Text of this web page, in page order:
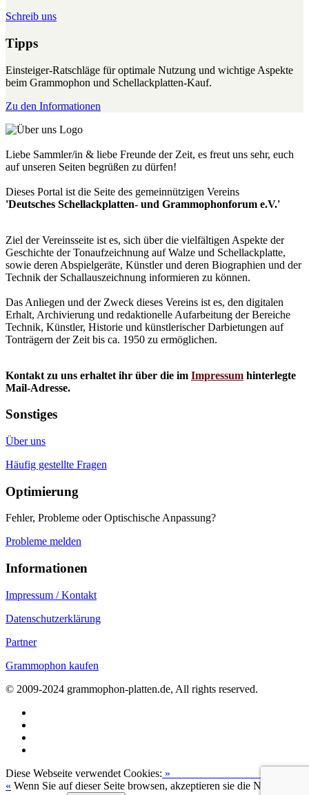
Schreib uns
Tipps
Einsteiger-Ratschläge für optimale Nutzung und wichtige Aspekte
beim Grammophon und Schellackplatten-Kauf.
Zu den Informationen
Liebe Sammler/in & liebe Freunde der Zeit, es freut uns sehr, euch
auf unseren Seiten begrüßen zu dürfen!
Dieses Portal ist die Seite des gemeinnützigen Vereins
'Deutsches Schellackplatten- und Grammophonforum e.V.'
Ziel der Vereinsseite ist es, sich über die vielfältigen Aspekte der
Geschichte der Tonaufzeichnung auf Walze und Schellackplatte,
sowie deren Abspielgeräte, Künstler und deren Biographien und der
Technik der Schallauszeichnung informieren zu können.
Das Anliegen und der Zweck dieses Vereins ist es, den digitalen
Erhalt, Archivierung und redaktionelle Aufarbeitung der Bereiche
Technik, Künstler, Historie und künstlerischer Darbietungen auf
Tonträgern der Zeit bis ca. 1950 zu ermöglichen.
Kontakt zu uns erhaltet ihr über die im Impressum hinterlegte
Mail-Adresse.
Sonstiges
Über uns
Häufig gestellte Fragen
Optimierung
Fehler, Probleme oder Optischische Anpassung?
Probleme melden
Informationen
Impressum / Kontakt
Datenschutzerklärung
Partner
Grammophon kaufen
© 2009-2024 grammophon-platten.de, All rights reserved.
Diese Webseite verwendet Cookies: »
« Wenn Sie auf dieser Seite browsen, akzeptieren sie die Nutzung